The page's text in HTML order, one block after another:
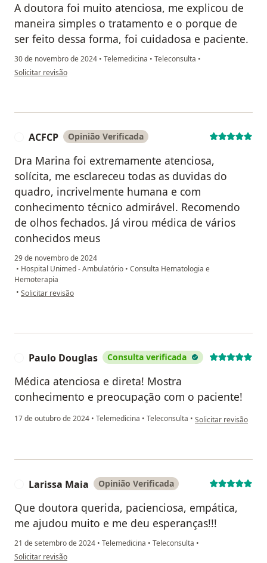
A doutora foi muito atenciosa, me explicou de
maneira simples o tratamento e o porque de
ser feito dessa forma, foi cuidadosa e paciente.
30 de novembro de 2024 • Telemedicina • Teleconsulta •
na opinião do utilizador Beatriz Mendes
Solicitar revisão
ACFCP Opinião Verificada
Dra Marina foi extremamente atenciosa,
solícita, me esclareceu todas as duvidas do
quadro, incrivelmente humana e com
conhecimento técnico admirável. Recomendo
de olhos fechados. Já virou médica de vários
conhecidos meus
29 de novembro de 2024
• Hospital Unimed - Ambulatório • Consulta Hematologia e
Hemoterapia
• na opinião do utilizador ACFCP
Solicitar revisão
Paulo Douglas Consulta verificada
Médica atenciosa e direta! Mostra
conhecimento e preocupação com o paciente!
17 de outubro de 2024 • Telemedicina • Teleconsulta • na opinião do
Solicitar revisão
Larissa Maia Opinião Verificada
Que doutora querida, pacienciosa, empática,
me ajudou muito e me deu esperanças!!!
21 de setembro de 2024 • Telemedicina • Teleconsulta •
na opinião do utilizador Larissa Maia
Solicitar revisão